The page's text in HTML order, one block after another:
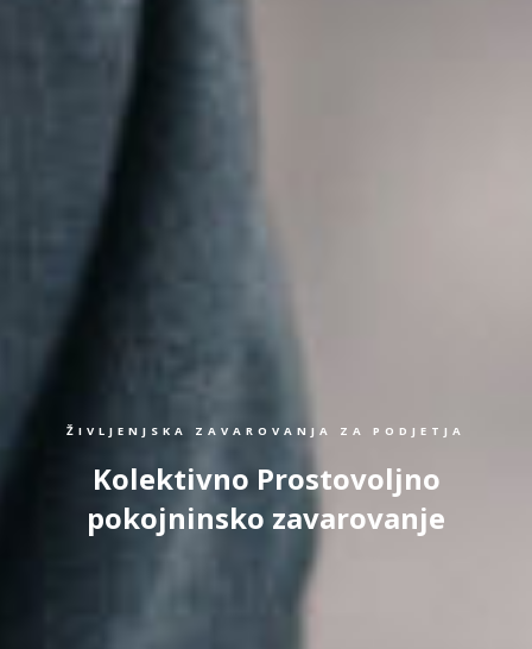
ŽIVLJENJSKA ZAVAROVANJA ZA PODJETJA
Kolektivno Prostovoljno
pokojninsko zavarovanje